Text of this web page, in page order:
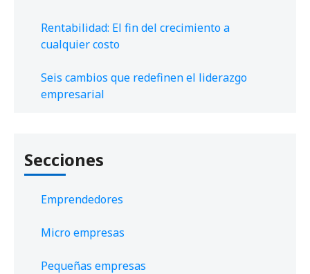
Rentabilidad: El fin del crecimiento a
cualquier costo
Seis cambios que redefinen el liderazgo
empresarial
Secciones
Emprendedores
Micro empresas
Pequeñas empresas